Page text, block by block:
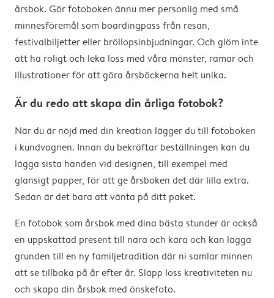
årsbok. Gör fotoboken ännu mer personlig med små
minnesföremål som boardingpass från resan,
festivalbiljetter eller bröllopsinbjudningar. Och glöm inte
att ha roligt och leka loss med våra mönster, ramar och
illustrationer för att göra årsböckerna helt unika.
Är du redo att skapa din årliga fotobok?
När du är nöjd med din kreation lägger du till fotoboken
i kundvagnen. Innan du bekräftar beställningen kan du
lägga sista handen vid designen, till exempel med
glansigt papper, för att ge årsboken det där lilla extra.
Sedan är det bara att vänta på ditt paket.
En fotobok som årsbok med dina bästa stunder är också
en uppskattad present till nära och kära och kan lägga
grunden till en ny familjetradition där ni samlar minnen
att se tillbaka på år efter år. Släpp loss kreativiteten nu
och skapa din årsbok med önskefoto.